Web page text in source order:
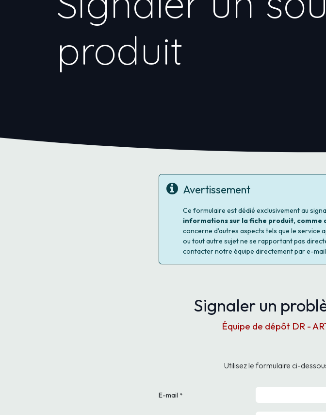
produit
Avertissement
Ce formulaire est dédié exclusivement au
informations sur la fiche produit, comme
concerne d'autres aspects tels que le service
ou tout autre sujet ne se rapportant pas
contacter notre équipe directement par e-
Signaler un
Équipe de dépôt DR -
Utilisez le formulaire ci-
E-mail *